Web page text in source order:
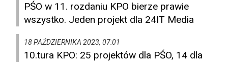
PŚO w 11. rozdaniu KPO bierze prawie
wszystko. Jeden projekt dla 24IT Media
18 PAŹDZIERNIKA 2023, 07:01
10.tura KPO: 25 projektów dla PŚO, 14 dla